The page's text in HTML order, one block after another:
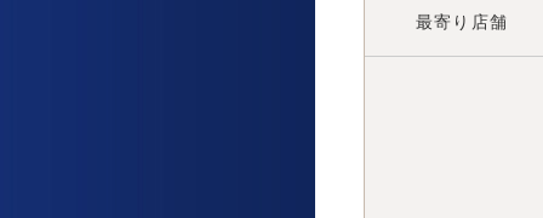
最寄り店舗